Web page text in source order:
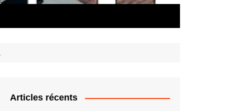
Articles récents